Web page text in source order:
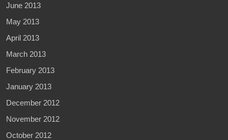
June 2013
May 2013
April 2013
March 2013
February 2013
January 2013
December 2012
November 2012
October 2012